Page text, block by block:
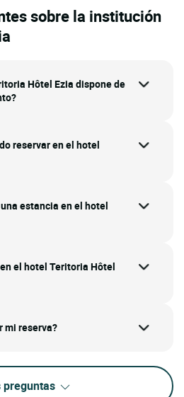
sobre la institución
Hôtel Ezia dispone de
reservar en el hotel
estancia en el hotel
el hotel Teritoria Hôtel
mi reserva?
preguntas